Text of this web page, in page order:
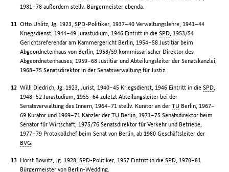
1981–78 außerdem stellv. Bürgermeister ebenda.
Otto Uhlitz, Jg. 1923,SPD-Politiker, 1937–40 Verwaltungslehre, 1941–44
Kriegsdienst, 1944–49 Jurastudium, 1946 Eintritt in dieSPD , 1953/54
Gerichtsreferendar am Kammergericht Berlin, 1954–58 Justitiar beim
Abgeordnetenhaus von Berlin, 1958/59 kommissarischer Direktor des
Abgeordnetenhauses, 1959–68 Justitiar und Abteilungsleiter der Senatskanzlei,
1968–75 Senatsdirektor in der Senatsverwaltung für Justiz.
Willi Diedrich, Jg. 1923, Jurist, 1940–45 Kriegsdienst, 1946 Eintritt in dieSPD
1948–52 Jurastudium, 1955–64 zuletzt Abteilungsleiter bei der
Senatsverwaltung des Innern, 1964–71 stellv. Kurator an derTU Berlin, 1967–
69 Kurator und 1969–71 Kanzler derTU Berlin, 1971–75 Senatsdirektor beim
Senator für Wirtschaft, 1975/76 Senatsdirektor für Verkehr und Betriebe,
1977–79 Protokollchef beim Senat von Berlin, ab 1980 Geschäftsleiter der
BVG
Horst Bowitz, Jg. 1928,SPD-Politiker, 1957 Eintritt in dieSPD , 1970–81
Bürgermeister von Berlin-Wedding.